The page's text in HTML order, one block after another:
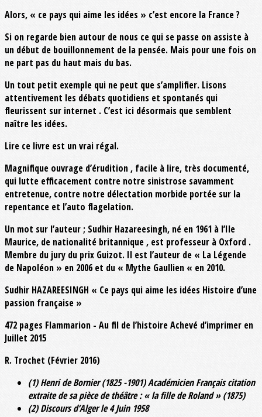
Alors, « ce pays qui aime les idées » c’est encore la France ?
Si on regarde bien autour de nous ce qui se passe on assiste à
un début de bouillonnement de la pensée. Mais pour une fois on
ne part pas du haut mais du bas.
Un tout petit exemple qui ne peut que s’amplifier. Lisons
attentivement les débats quotidiens et spontanés qui
fleurissent sur internet . C’est ici désormais que semblent
naître les idées.
Lire ce livre est un vrai régal.
Magnifique ouvrage d’érudition , facile à lire, très documenté,
qui lutte efficacement contre notre sinistrose savamment
entretenue, contre notre délectation morbide portée sur la
repentance et l’auto flagelation.
Un mot sur l’auteur ; Sudhir Hazareesingh, né en 1961 à l’Ile
Maurice, de nationalité britannique , est professeur à Oxford .
Membre du jury du prix Guizot. Il est l’auteur de « La Légende
de Napoléon » en 2006 et du « Mythe Gaullien « en 2010.
Sudhir HAZAREESINGH « Ce pays qui aime les idées Histoire d’une
passion française »
472 pages Flammarion - Au fil de l’histoire Achevé d’imprimer en
Juillet 2015
R. Trochet (Février 2016)
(1) Henri de Bornier (1825 -1901) Académicien Français citation
extraite de sa pièce de théâtre : « la fille de Roland » (1875)
(2) Discours d’Alger le 4 Juin 1958